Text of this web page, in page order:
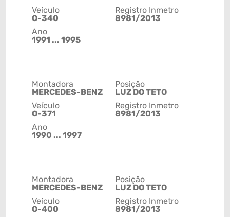
Veículo
O-340
Ano
1991 ... 1995
Registro Inmetro
8981/2013
Montadora
MERCEDES-BENZ
Veículo
O-371
Ano
1990 ... 1997
Posição
LUZ DO TETO
Registro Inmetro
8981/2013
Montadora
MERCEDES-BENZ
Veículo
O-400
Posição
LUZ DO TETO
Registro Inmetro
8981/2013